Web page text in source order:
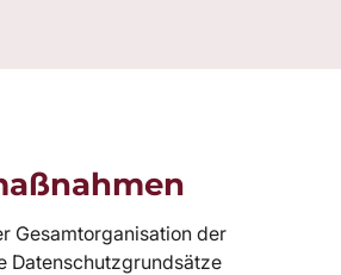
Gesamtorganisation der
Datenschutzgrundsätze